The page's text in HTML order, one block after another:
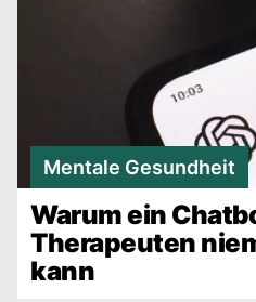
Mentale Gesundheit
Warum ein
Therapeuten
kann